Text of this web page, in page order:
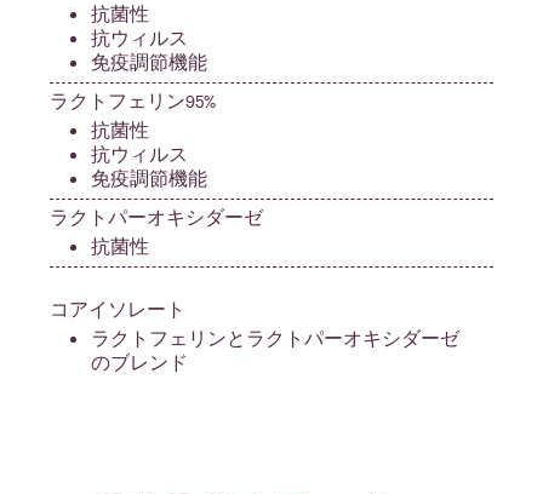
抗菌性
抗ウィルス
免疫調節機能
ラクトフェリン95%
抗菌性
抗ウィルス
免疫調節機能
ラクトパーオキシダーゼ
抗菌性
コアイソレート
ラクトフェリンとラクトパーオキシダーゼ
のブレンド